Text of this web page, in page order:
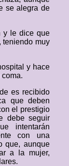
se alegra de
y le dice que
teniendo muy
y hace
es recibido
que deben
el prestigio
debe seguir
intentarán
con una
que, aunque
a la mujer,